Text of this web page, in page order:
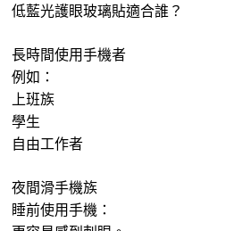
低藍光護眼玻璃貼適合誰？
長時間使用手機者
例如：
上班族
學生
自由工作者
夜間滑手機族
睡前使用手機：